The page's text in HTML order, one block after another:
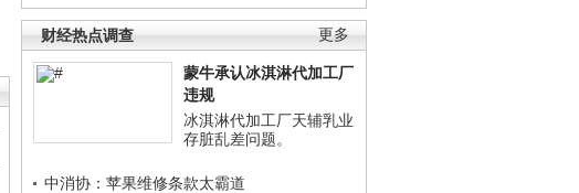
更多
财经热点调查
蒙牛承认冰淇淋代加工厂
违规
冰淇淋代加工厂天辅乳业
存脏乱差问题。
中消协：苹果维修条款太霸道